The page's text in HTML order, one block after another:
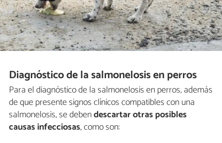
Diagnóstico de la salmonelosis en perros
Para el diagnóstico de la salmonelosis en perros, además
de que presente signos clínicos compatibles con una
salmonelosis, se debendescartar otras posibles
causas infecciosas, como son: